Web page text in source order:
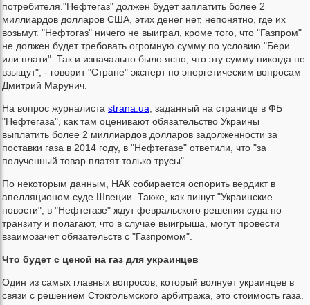
потребителя."Нефтегаз" должен будет заплатить более 2
миллиардов долларов США, этих денег нет, непонятно, где их
возьмут. "Нефтогаз" ничего не выиграл, кроме того, что "Газпром"
не должен будет требовать огромную сумму по условию "Бери
или плати". Так и изначально было ясно, что эту сумму никогда не
взыщут", - говорит "Стране" эксперт по энергетическим вопросам
Дмитрий Марунич.
На вопрос журналиста strana.ua, заданный на странице в ФБ
"Нефтегаза", как там оценивают обязательство Украины
выплатить более 2 миллиардов долларов задолженности за
поставки газа в 2014 году, в "Нефтегазе" ответили, что "за
полученный товар платят только трусы".
По некоторым данным, НАК собирается оспорить вердикт в
апелляционом суде Швеции. Также, как пишут "Украинские
новости", в "Нефтегазе" ждут февральского решения суда по
транзиту и полагают, что в случае выигрыша, могут провести
взаимозачет обязательств с "Газпромом".
Что будет с ценой на газ для украинцев
Один из самых главных вопросов, который волнует украинцев в
связи с решением Стокгольмского арбитража, это стоимость газа.